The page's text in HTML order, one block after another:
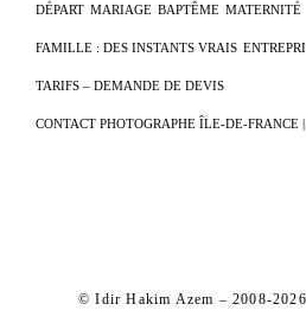
DÉPART MARIAGE BAPTÊME MATERNITÉ
FAMILLE : DES INSTANTS VRAIS
TARIFS – DEMANDE DE DEVIS
CONTACT PHOTOGRAPHE ÎLE-DE-
© Idir Hakim Azem – 2008-